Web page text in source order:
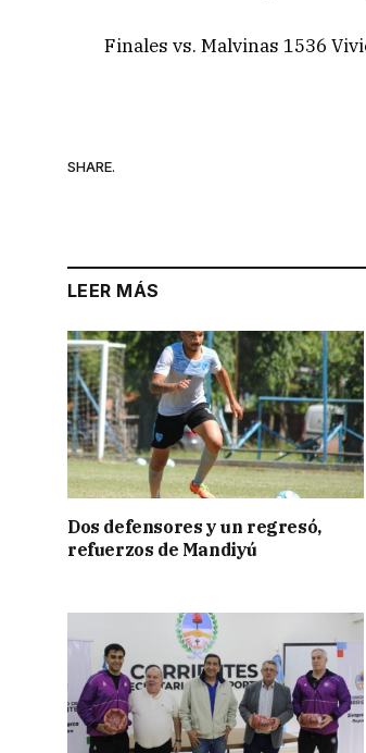
Finales vs. Malvinas 1536
SHARE.
LEER MÁS
Dos defensores y un regresó,
refuerzos de Mandiyú